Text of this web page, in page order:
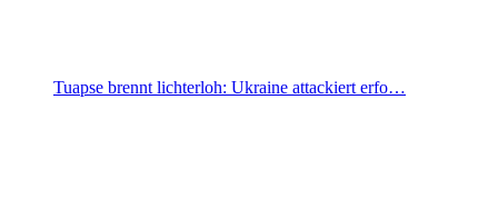
Tuapse brennt lichterloh: Ukraine attackiert erfo…